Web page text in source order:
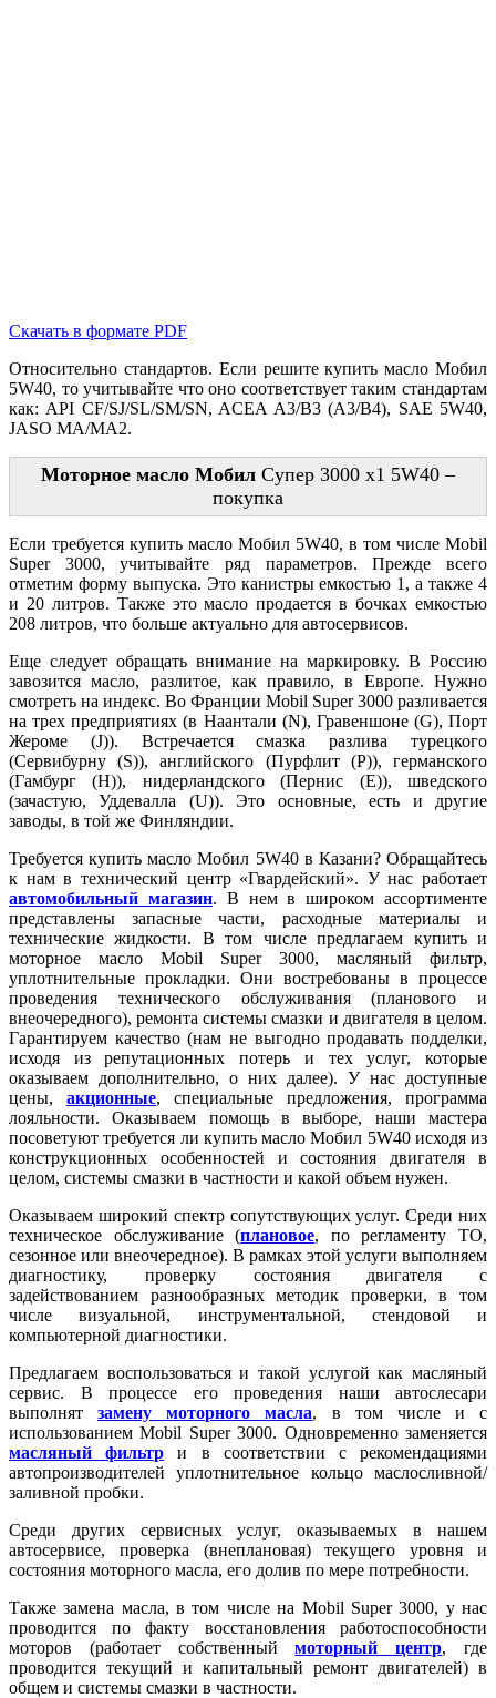
Скачать в формате PDF
Относительно стандартов. Если решите купить масло Мобил
5W40, то учитывайте что оно соответствует таким стандартам
как: API CF/SJ/SL/SM/SN, ACEA A3/B3 (A3/B4), SAE 5W40,
JASO MA/MA2.
Моторное масло Мобил Супер 3000 х1 5W40 –
покупка
Если требуется купить масло Мобил 5W40, в том числе Mobil
Super 3000, учитывайте ряд параметров. Прежде всего
отметим форму выпуска. Это канистры емкостью 1, а также 4
и 20 литров. Также это масло продается в бочках емкостью
208 литров, что больше актуально для автосервисов.
Еще следует обращать внимание на маркировку. В Россию
завозится масло, разлитое, как правило, в Европе. Нужно
смотреть на индекс. Во Франции Mobil Super 3000 разливается
на трех предприятиях (в Наантали (N), Гравеншоне (G), Порт
Жероме (J)). Встречается смазка разлива турецкого
(Сервибурну (S)), английского (Пурфлит (P)), германского
(Гамбург (H)), нидерландского (Пернис (E)), шведского
(зачастую, Уддевалла (U)). Это основные, есть и другие
заводы, в той же Финляндии.
Требуется купить масло Мобил 5W40 в Казани? Обращайтесь
к нам в технический центр «Гвардейский». У нас работает
автомобильный магазин. В нем в широком ассортименте
представлены запасные части, расходные материалы и
технические жидкости. В том числе предлагаем купить и
моторное масло Mobil Super 3000, масляный фильтр,
уплотнительные прокладки. Они востребованы в процессе
проведения технического обслуживания (планового и
внеочередного), ремонта системы смазки и двигателя в целом.
Гарантируем качество (нам не выгодно продавать подделки,
исходя из репутационных потерь и тех услуг, которые
оказываем дополнительно, о них далее). У нас доступные
цены, акционные, специальные предложения, программа
лояльности. Оказываем помощь в выборе, наши мастера
посоветуют требуется ли купить масло Мобил 5W40 исходя из
конструкционных особенностей и состояния двигателя в
целом, системы смазки в частности и какой объем нужен.
Оказываем широкий спектр сопутствующих услуг. Среди них
техническое обслуживание (плановое, по регламенту ТО,
сезонное или внеочередное). В рамках этой услуги выполняем
диагностику, проверку состояния двигателя с
задействованием разнообразных методик проверки, в том
числе визуальной, инструментальной, стендовой и
компьютерной диагностики.
Предлагаем воспользоваться и такой услугой как масляный
сервис. В процессе его проведения наши автослесари
выполнятзамену моторного масла, в том числе и с
использованием Mobil Super 3000. Одновременно заменяется
масляный фильтр и в соответствии с рекомендациями
автопроизводителей уплотнительное кольцо маслосливной/
заливной пробки.
Среди других сервисных услуг, оказываемых в нашем
автосервисе, проверка (внеплановая) текущего уровня и
состояния моторного масла, его долив по мере потребности.
Также замена масла, в том числе на Mobil Super 3000, у нас
проводится по факту восстановления работоспособности
моторов (работает собственныймоторный центр, где
проводится текущий и капитальный ремонт двигателей) в
общем и системы смазки в частности.